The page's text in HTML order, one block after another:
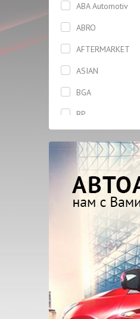
Катушка
Клапана
Коленвал
Колодки
Корзина
Корпус
Крепление
Крыло
ABA Automotiv
ABRO
AFTERMARKET
ASIAN
BGA
BP
CHERY
DAYCO
DELPHI
DJ CLUTCH
DONGIL
FAI